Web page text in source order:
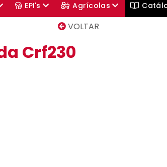
EPI's Agrícolas
VOLTAR
Crf230